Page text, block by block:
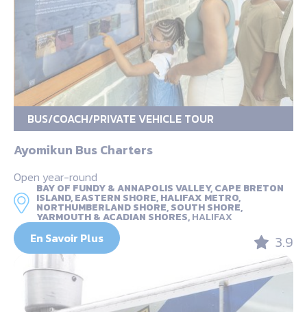
BUS/COACH/PRIVATE VEHICLE TOUR
Ayomikun Bus Charters
Open year-round
BAY OF FUNDY & ANNAPOLIS VALLEY, CAPE BRETON
ISLAND, EASTERN SHORE, HALIFAX METRO,
NORTHUMBERLAND SHORE, SOUTH SHORE,
YARMOUTH & ACADIAN SHORES,HALIFAX
En Savoir Plus 3.9